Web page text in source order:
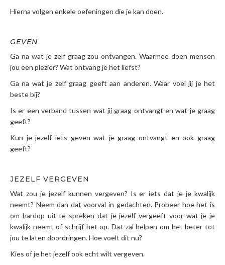
Hierna volgen enkele oefeningen die je kan doen.
GEVEN
Ga na wat je zelf graag zou ontvangen. Waarmee doen mensen
jou een plezier? Wat ontvang je het liefst?
Ga na wat je zelf graag geeft aan anderen. Waar voel jij je het
beste bij?
Is er een verband tussen wat jij graag ontvangt en wat je graag
geeft?
Kun je jezelf iets geven wat je graag ontvangt en ook graag
geeft?
JEZELF VERGEVEN
Wat zou je jezelf kunnen vergeven? Is er iets dat je je kwalijk
neemt? Neem dan dat voorval in gedachten. Probeer hoe het is
om hardop uit te spreken dat je jezelf vergeeft voor wat je je
kwalijk neemt of schrijf het op. Dat zal helpen om het beter tot
jou te laten doordringen. Hoe voelt dit nu?
Kies of je het jezelf ook echt wilt vergeven.